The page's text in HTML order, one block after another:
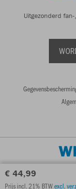
€ 44,99
Prijs incl. 21% BTWexcl.
Uitgezonderd